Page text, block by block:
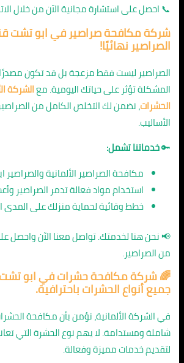
📞 احصل على استشارة مجانية الآن من خلال
شركة مكافحة صراصير في ابو تشت
الصراصير نهائيًا!
الصراصير ليست فقط مزعجة بل قد تكون
المشكلة تؤثر على حياتك اليومية. معالشركة
الحشرات، نضمن لك التخلص الكامل من
الأساليب.
🔑خدماتنا تشمل:
مكافحة الصراصير الألمانية والصراصير
استخدام مواد فعالة تدمر الصراصير
خطط وقائية لحماية منزلك على المدى
📢 نحن هنا لخدمتك. تواصل معنا الآن واحصل
من الصراصير.
🌈شركة مكافحة حشرات في ابو تشت
جميع أنواع الحشرات باحترافية.
في الشركة الألمانية، نؤمن بأن مكافحة
شاملة ومستدامة. لا يهم نوع الحشرة التي
لتقديم خدمات مميزة وفعالة.